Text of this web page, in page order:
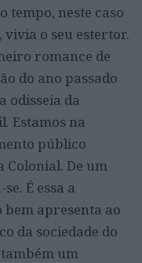
tempo, neste caso
vivia o seu estertor.
romance de
do ano passado
odisseia da
Estamos na
público
Colonial. De um
É essa a
apresenta ao
da sociedade do
também um